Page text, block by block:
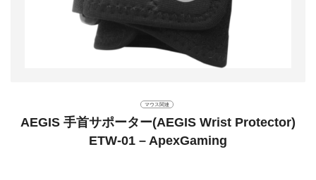
マウス関連
AEGIS 手首サポーター(AEGIS Wrist Protector)
ETW-01 – ApexGaming